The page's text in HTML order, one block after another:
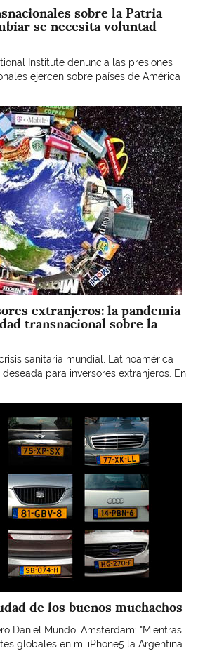
sobre la Patria
se necesita voluntad
Institute denuncia las presiones
ejercen sobre países de América
extranjeros: la pandemia
transnacional sobre la
sanitaria mundial, Latinoamérica
para inversores extranjeros. En
de los buenos muchachos
Daniel Mundo. Amsterdam: "Mientras
globales en mi iPhone5 la Argentina